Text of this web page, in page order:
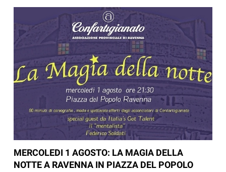
MERCOLEDI 1 AGOSTO: LA MAGIA DELLA
NOTTE A RAVENNA IN PIAZZA DEL POPOLO